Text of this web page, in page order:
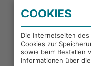
PORTALE DES
EXTERNE LINKS
COOKIES
Die Internetseiten
Cookies zur
sowie beim Bestellen
Informationen über